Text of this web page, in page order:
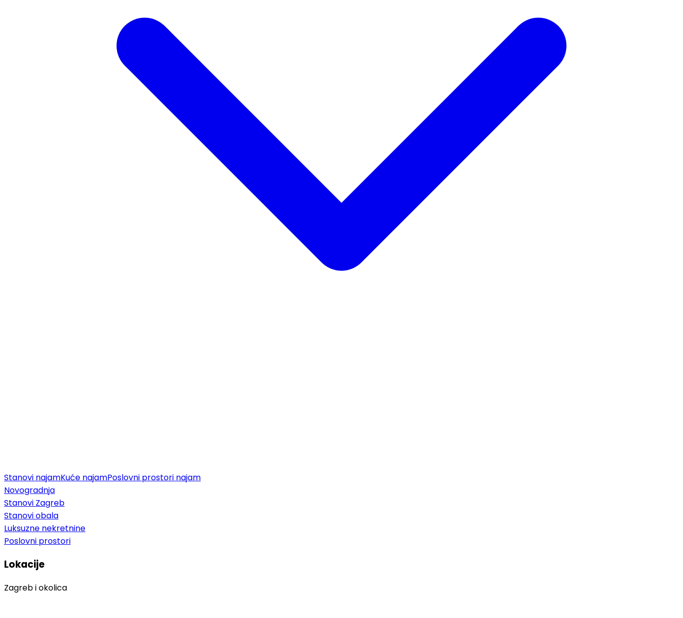
Stanovi najamKuće najamPoslovni prostori najam
Novogradnja
Stanovi Zagreb
Stanovi obala
Luksuzne nekretnine
Poslovni prostori
Lokacije
Zagreb i okolica